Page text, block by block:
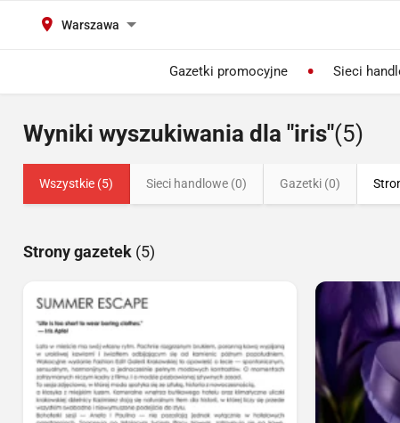
Warszawa
Gazetki promocyjne Sieci
Wyniki wyszukiwania dla "iris"(5)
Wszystkie (5) Sieci handlowe (0) Gazetki (0)
Strony gazetek (5)